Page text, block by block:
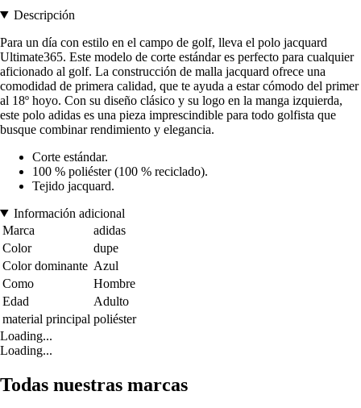
Descripción
Para un día con estilo en el campo de golf, lleva el polo jacquard
Ultimate365. Este modelo de corte estándar es perfecto para cualquier
aficionado al golf. La construcción de malla jacquard ofrece una
comodidad de primera calidad, que te ayuda a estar cómodo del primer
al 18º hoyo. Con su diseño clásico y su logo en la manga izquierda,
este polo adidas es una pieza imprescindible para todo golfista que
busque combinar rendimiento y elegancia.
Corte estándar.
100 % poliéster (100 % reciclado).
Tejido jacquard.
Información adicional
Marca
adidas
Color
dupe
Color dominante Azul
Como
Hombre
Edad
Adulto
material principal poliéster
Loading...
Loading...
Todas nuestras marcas